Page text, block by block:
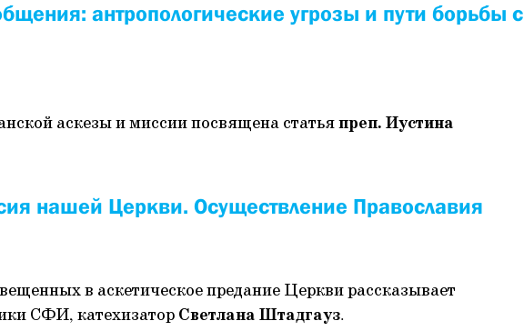
антропологические угрозы и пути борьбы с
аскезы и миссии посвящена статьяпреп. Иустина
нашей Церкви. Осуществление Православия
в аскетическое предание Церкви рассказывает
СФИ, катехизатор Светлана Штадгауз.